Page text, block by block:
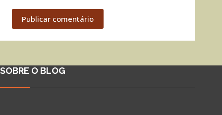
Publicar comentário
SOBRE O BLOG